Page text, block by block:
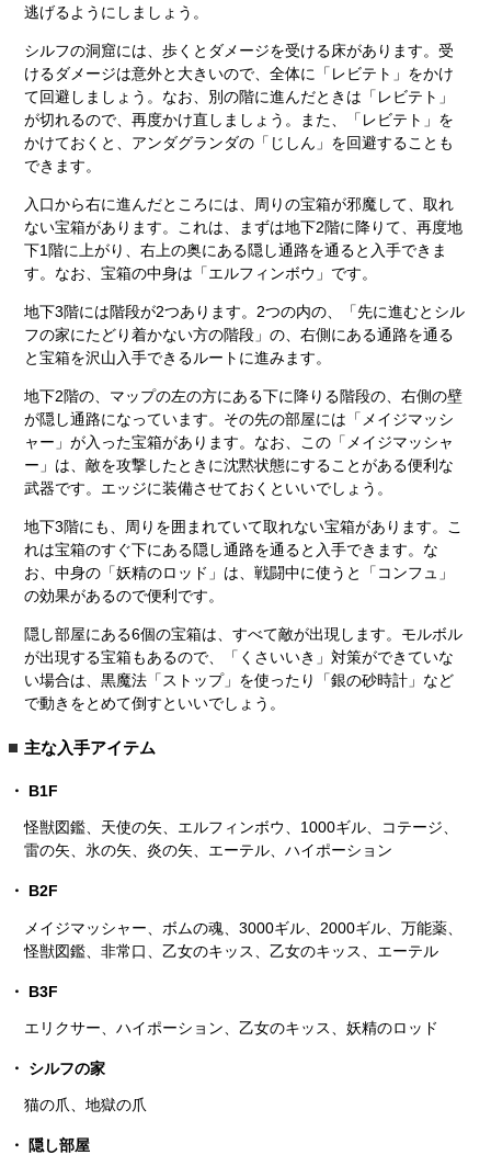
逃げるようにしましょう。
シルフの洞窟には、歩くとダメージを受ける床があります。受
けるダメージは意外と大きいので、全体に「レビテト」をかけ
て回避しましょう。なお、別の階に進んだときは「レビテト」
が切れるので、再度かけ直しましょう。また、「レビテト」を
かけておくと、アンダグランダの「じしん」を回避することも
できます。
入口から右に進んだところには、周りの宝箱が邪魔して、取れ
ない宝箱があります。これは、まずは地下2階に降りて、再度地
下1階に上がり、右上の奥にある隠し通路を通ると入手できま
す。なお、宝箱の中身は「エルフィンボウ」です。
地下3階には階段が2つあります。2つの内の、「先に進むとシル
フの家にたどり着かない方の階段」の、右側にある通路を通る
と宝箱を沢山入手できるルートに進みます。
地下2階の、マップの左の方にある下に降りる階段の、右側の壁
が隠し通路になっています。その先の部屋には「メイジマッシ
ャー」が入った宝箱があります。なお、この「メイジマッシャ
ー」は、敵を攻撃したときに沈黙状態にすることがある便利な
武器です。エッジに装備させておくといいでしょう。
地下3階にも、周りを囲まれていて取れない宝箱があります。こ
れは宝箱のすぐ下にある隠し通路を通ると入手できます。な
お、中身の「妖精のロッド」は、戦闘中に使うと「コンフュ」
の効果があるので便利です。
隠し部屋にある6個の宝箱は、すべて敵が出現します。モルボル
が出現する宝箱もあるので、「くさいいき」対策ができていな
い場合は、黒魔法「ストップ」を使ったり「銀の砂時計」など
で動きをとめて倒すといいでしょう。
主な入手アイテム
B1F
怪獣図鑑、天使の矢、エルフィンボウ、1000ギル、コテージ、
雷の矢、氷の矢、炎の矢、エーテル、ハイポーション
B2F
メイジマッシャー、ボムの魂、3000ギル、2000ギル、万能薬、
怪獣図鑑、非常口、乙女のキッス、乙女のキッス、エーテル
B3F
エリクサー、ハイポーション、乙女のキッス、妖精のロッド
シルフの家
猫の爪、地獄の爪
隠し部屋